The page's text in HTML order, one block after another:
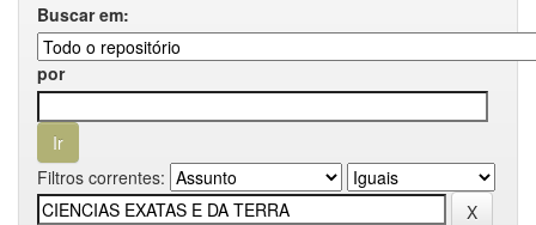
Buscar em:
por
Filtros correntes: